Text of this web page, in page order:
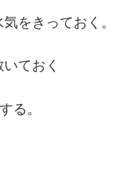
をきっておく。
ておく
る。